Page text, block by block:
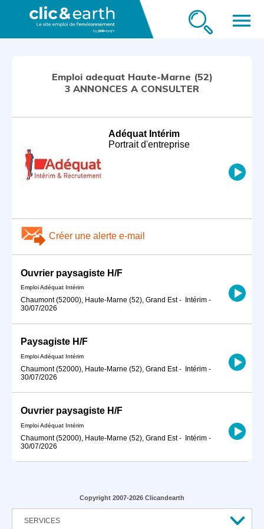
menu
Emploi adequat Haute-Marne (52)
3 ANNONCES A CONSULTER
Adéquat Intérim
Portrait d'entreprise
Créer une alerte e-mail
Ouvrier paysagiste H/F
Emploi Adéquat Intérim
Chaumont (52000), Haute-Marne (52), Grand Est- Intérim -
30/07/2026
Paysagiste H/F
Emploi Adéquat Intérim
Chaumont (52000), Haute-Marne (52), Grand Est- Intérim -
30/07/2026
Ouvrier paysagiste H/F
Emploi Adéquat Intérim
Chaumont (52000), Haute-Marne (52), Grand Est- Intérim -
30/07/2026
Copyright 2007-2026 Clicandearth
SERVICES